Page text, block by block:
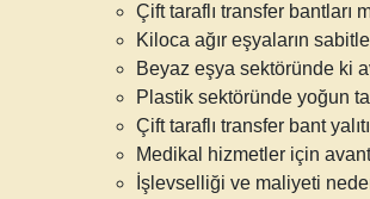
Çift taraflı transfer bantları
Kiloca ağır eşyaların
Beyaz eşya sektöründe ki
Plastik sektöründe yoğun
Çift taraflı transfer bant
Medikal hizmetler için
İşlevselliği ve maliyeti